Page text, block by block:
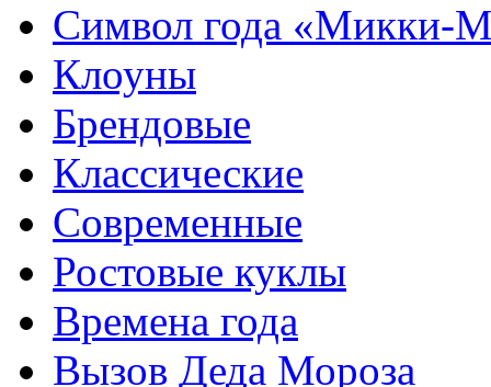
Символ года «Микки-
Клоуны
Брендовые
Классические
Современные
Ростовые куклы
Времена года
Вызов Деда Мороза